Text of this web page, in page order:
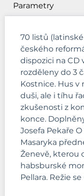
Parametry
70 listů
českého
dispozici na CD
rozděleny do 3
Kostnice. Hus v
duši, ale i tíhu
zkušenosti z
konce.
Josefa Pekaře
Masaryka
Ženevě, kterou
habsburské
Pellara. Režie